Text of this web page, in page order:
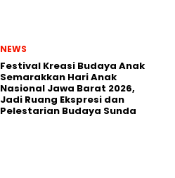
NEWS
Festival Kreasi Budaya Anak
Semarakkan Hari Anak
Nasional Jawa Barat 2026,
Jadi Ruang Ekspresi dan
Pelestarian Budaya Sunda